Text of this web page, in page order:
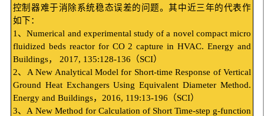
控制器难于消除系统稳态误差的问题。其中近三年的代表作
如下：
1 、Numerical and experimental study of a novel compact micro
fluidized beds reactor for CO 2 capture in HVAC. Energy and
Buildings， 2017, 135:128-136 （SCI）
2、 A New Analytical Model for Short-time Response of Vertical
Ground Heat Exchangers Using Equivalent Diameter Method.
Energy and Buildings， 2016, 119:13-196 （SCI）
3、 A New Method for Calculation of Short Time-step g-function